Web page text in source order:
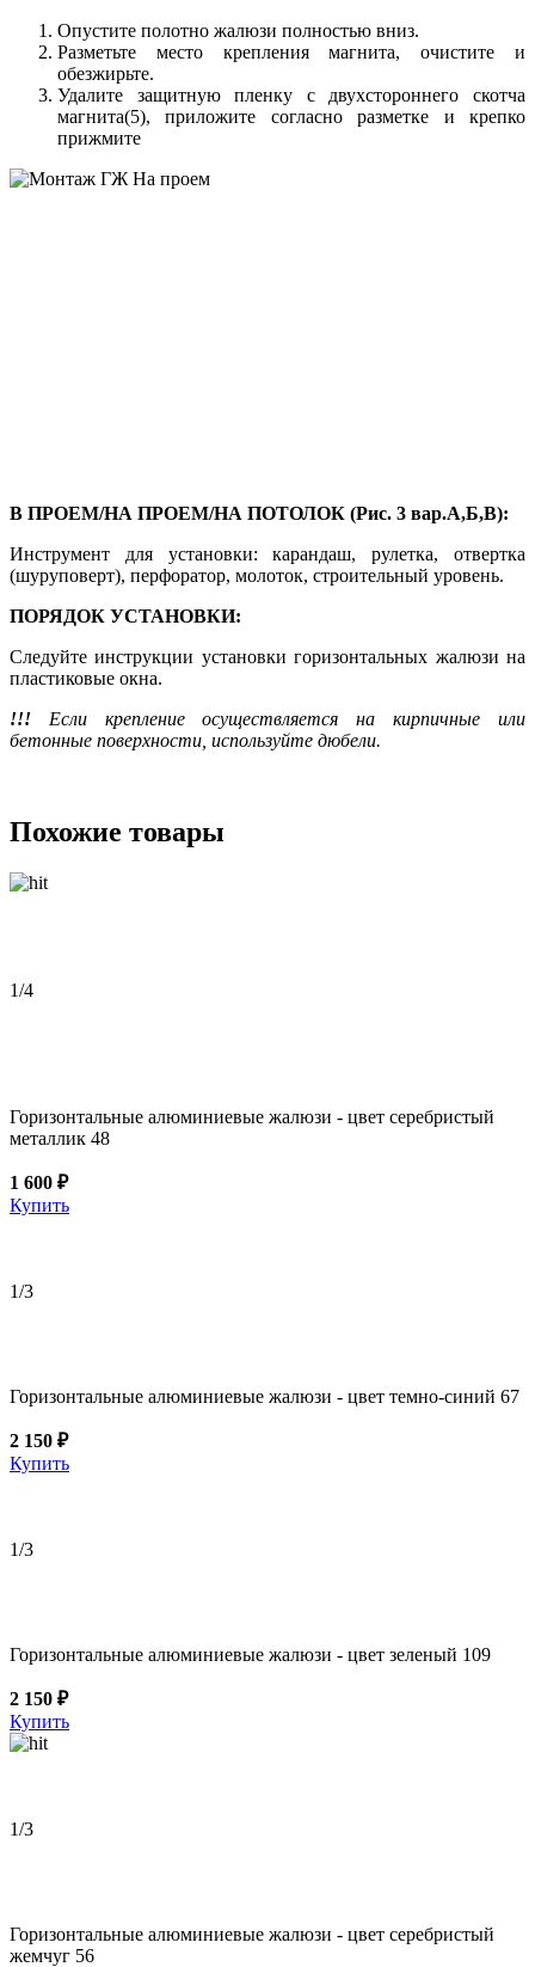
Опустите полотно жалюзи полностью вниз.
Разметьте место крепления магнита, очистите и
обезжирьте.
Удалите защитную пленку с двухстороннего скотча
магнита(5), приложите согласно разметке и крепко
прижмите
В ПРОЕМ/НА ПРОЕМ/НА ПОТОЛОК (Рис. 3 вар.А,Б,В):
Инструмент для установки: карандаш, рулетка, отвертка
(шуруповерт), перфоратор, молоток, строительный уровень.
ПОРЯДОК УСТАНОВКИ:
Следуйте инструкции установки горизонтальных жалюзи на
пластиковые окна.
!!! Если крепление осуществляется на кирпичные или
бетонные поверхности, используйте дюбели.
Похожие товары
1/4
Горизонтальные алюминиевые жалюзи - цвет серебристый
металлик 48
1 600 ₽
Купить
1/3
Горизонтальные алюминиевые жалюзи - цвет темно-синий 67
2 150 ₽
Купить
1/3
Горизонтальные алюминиевые жалюзи - цвет зеленый 109
2 150 ₽
Купить
1/3
Горизонтальные алюминиевые жалюзи - цвет серебристый
жемчуг 56